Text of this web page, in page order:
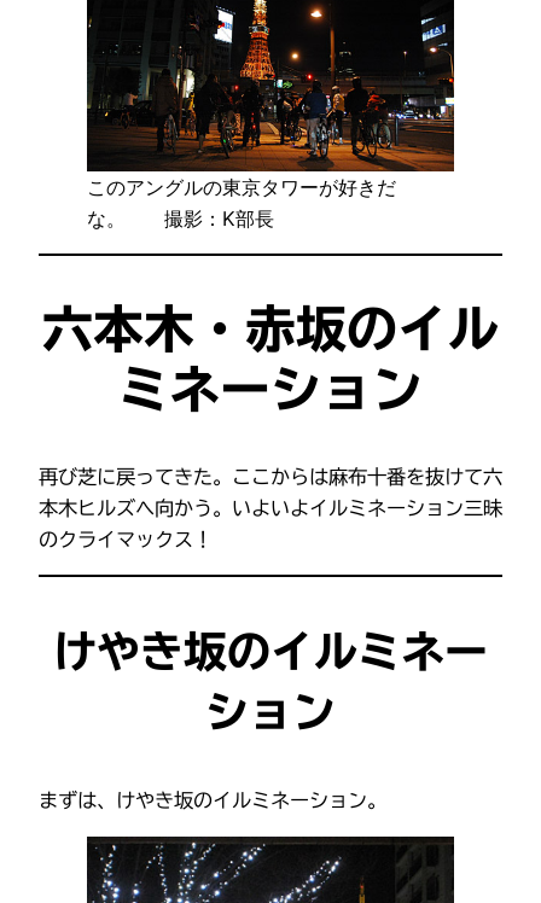
このアングルの東京タワーが好きだ
な。 撮影：K部長
六本木・赤坂のイル
ミネーション
再び芝に戻ってきた。ここからは麻布十番を抜けて六
本木ヒルズへ向かう。いよいよイルミネーション三昧
のクライマックス！
けやき坂のイルミネー
ション
まずは、けやき坂のイルミネーション。